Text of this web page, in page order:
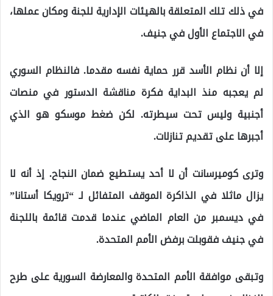
في ذلك تلك المتعلقة بالهيئات الإدارية للجنة ومكان عملها،
في الاجتماع الأول في جنيف.
إلا أن نظام الأسد قرر حماية نفسه مقدما. فالنظام السوري
لم يعجبه منذ البداية فكرة مناقشة الدستور في منصات
أجنبية وليس تحت سيطرته. لكن ضغط موسكو هو الذي
أجبرها على تقديم تنازلات.
وترى كوميرسانت أن لا أحد يستطيع ضمان النجاح. إذ أنه لا
يزال ماثلا في الذاكرة الموقف المتفائل لـ “ترويكا أستانا”
في ديسمبر من العام الماضي عندما قدمت قائمة باللجنة
في جنيف فقوبلت برفض الأمم المتحدة.
وتبقى موافقة الأمم المتحدة والمعارضة السورية على طرح